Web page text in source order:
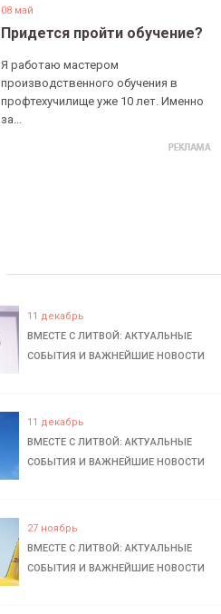
08 май
Придется пройти обучение?
Я работаю мастером
производственного обучения в
профтехучилище уже 10 лет. Именно
за...
11 декабрь
ВМЕСТЕ С ЛИТВОЙ: АКТУАЛЬНЫЕ
СОБЫТИЯ И ВАЖНЕЙШИЕ НОВОСТИ
11 декабрь
ВМЕСТЕ С ЛИТВОЙ: АКТУАЛЬНЫЕ
СОБЫТИЯ И ВАЖНЕЙШИЕ НОВОСТИ
27 ноябрь
ВМЕСТЕ С ЛИТВОЙ: АКТУАЛЬНЫЕ
СОБЫТИЯ И ВАЖНЕЙШИЕ НОВОСТИ